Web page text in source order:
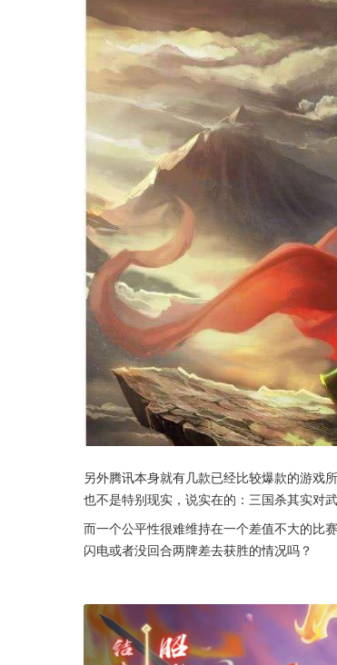
另外腾讯本身就有几款已经比较爆款的游戏
也不是特别现实，说实在的：三国杀其实对
而一个公平性很难维持在一个差值不大的比
闪电或者没回合两牌差去获胜的情况吗？